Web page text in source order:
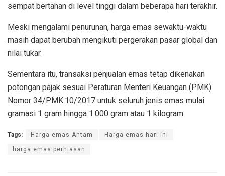
sempat bertahan di level tinggi dalam beberapa hari terakhir.
Meski mengalami penurunan, harga emas sewaktu-waktu
masih dapat berubah mengikuti pergerakan pasar global dan
nilai tukar.
Sementara itu, transaksi penjualan emas tetap dikenakan
potongan pajak sesuai Peraturan Menteri Keuangan (PMK)
Nomor 34/PMK.10/2017 untuk seluruh jenis emas mulai
gramasi 1 gram hingga 1.000 gram atau 1 kilogram.
Tags: Harga emas Antam Harga emas hari ini
harga emas perhiasan